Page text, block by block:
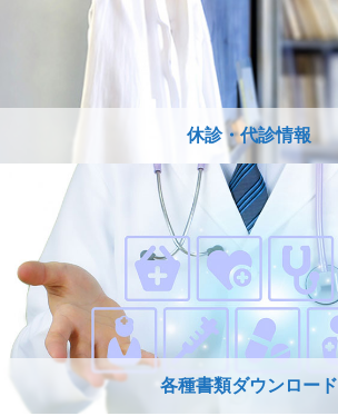
休診・代診情報
各種書類ダウンロード